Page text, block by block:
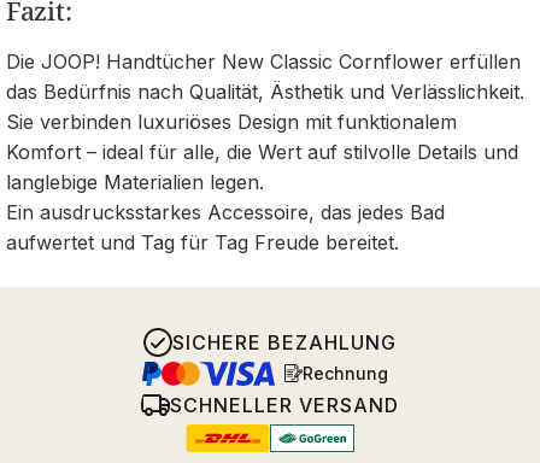
Fazit:
Die JOOP! Handtücher New Classic Cornflower erfüllen
das Bedürfnis nach Qualität, Ästhetik und Verlässlichkeit.
Sie verbinden luxuriöses Design mit funktionalem
Komfort – ideal für alle, die Wert auf stilvolle Details und
langlebige Materialien legen.
Ein ausdrucksstarkes Accessoire, das jedes Bad
aufwertet und Tag für Tag Freude bereitet.
SICHERE BEZAHLUNG
Rechnung
SCHNELLER VERSAND